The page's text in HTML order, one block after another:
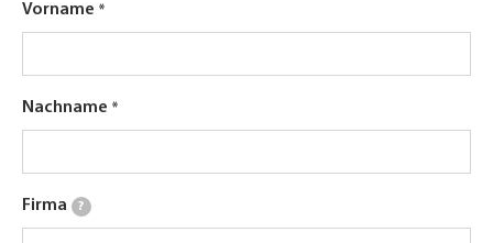
Vorname
Nachname
Firma ?